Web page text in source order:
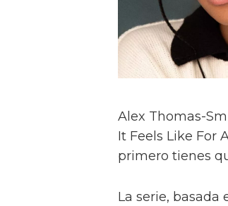
Alex Thomas-
It Feels Like For
primero tienes
La serie, basada